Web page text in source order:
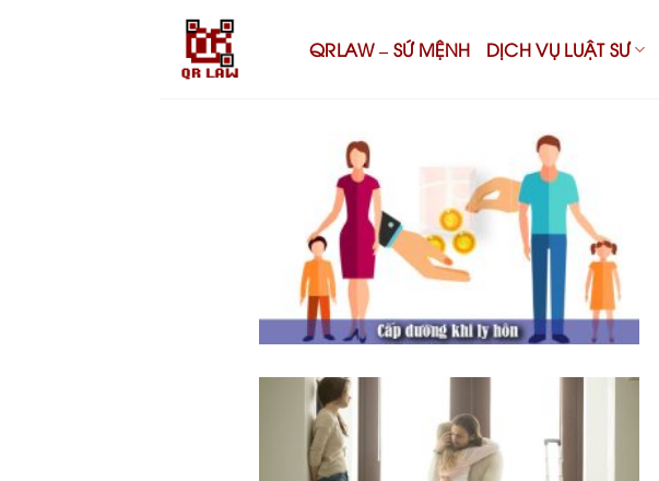
QRLAW – SỨ MỆNH DỊCH VỤ LUẬT SƯ